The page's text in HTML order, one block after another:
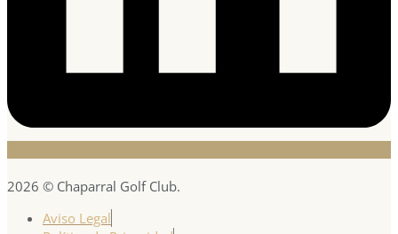
2026 © Chaparral Golf Club.
Aviso Legal